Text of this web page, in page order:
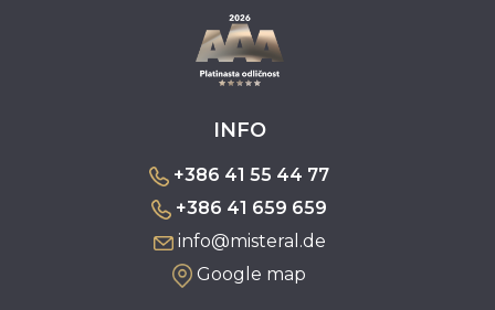
INFO
+386 41 55 44 77
+386 41 659 659
info@misteral.de
Google map